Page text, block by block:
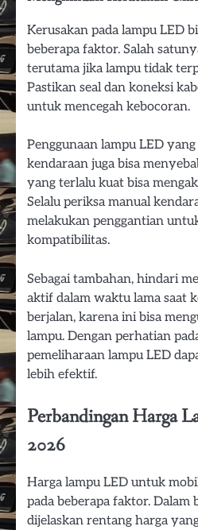
Kerusakan pada lampu LED
beberapa faktor. Salah
terutama jika lampu tidak
Pastikan seal dan koneksi
untuk mencegah kebocoran.
Penggunaan lampu LED
kendaraan juga bisa
yang terlalu kuat bisa
Selalu periksa manual
melakukan penggantian
kompatibilitas.
Sebagai tambahan, hindari
aktif dalam waktu lama saat
berjalan, karena ini bisa
lampu. Dengan perhatian
pemeliharaan lampu LED
lebih efektif.
Perbandingan Harga
2026
Harga lampu LED untuk
pada beberapa faktor. Dalam
dijelaskan rentang harga